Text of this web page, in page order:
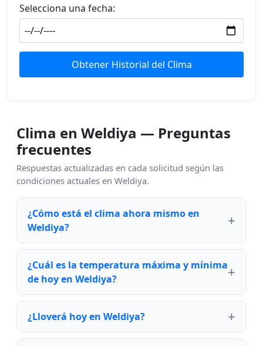
Selecciona una fecha:
Obtener Historial del Clima
Clima en Weldiya — Preguntas
frecuentes
Respuestas actualizadas en cada solicitud según las
condiciones actuales en Weldiya.
¿Cómo está el clima ahora mismo en
Weldiya?
¿Cuál es la temperatura máxima y mínima
de hoy en Weldiya?
¿Lloverá hoy en Weldiya?